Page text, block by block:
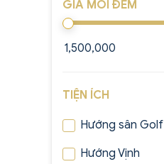
GIÁ MỖI ĐÊM
TIỆN ÍCH
Hướng sân Golf
Hướng Vịnh